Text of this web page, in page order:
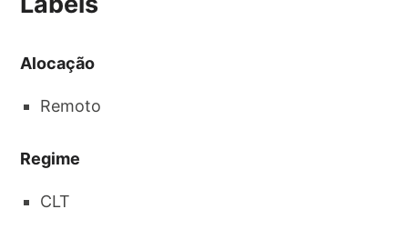
Alocação
Remoto
Regime
CLT